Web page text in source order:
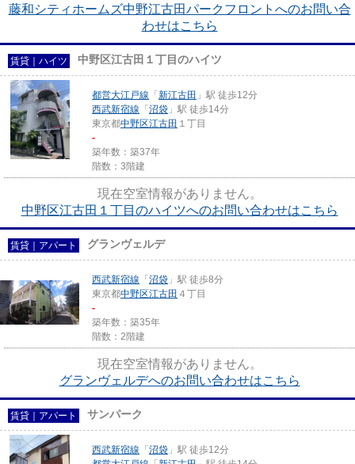
藤和シティホームズ中野江古田パークフロントへのお問い合
わせはこちら
賃貸｜ハイツ 中野区江古田１丁目のハイツ
都営大江戸線 「 新江古田 」駅 徒歩12分
西武新宿線 「 沼袋 」駅 徒歩14分
東京都中野区江古田 １丁目
-
築年数：築37年
階数：3階建
現在空室情報がありません。
中野区江古田１丁目のハイツへのお問い合わせはこちら
賃貸｜アパート グランヴェルデ
西武新宿線 「 沼袋 」駅 徒歩8分
東京都中野区江古田 ４丁目
-
築年数：築35年
階数：2階建
現在空室情報がありません。
グランヴェルデへのお問い合わせはこちら
賃貸｜アパート サンパーク
西武新宿線 「 沼袋 」駅 徒歩12分